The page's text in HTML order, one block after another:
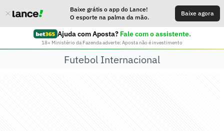
Baixe grátis o app do Lance!
O esporte na palma da mão.
Baixe agora
Ajuda com Aposta? Fale com o assistente.
18+ Ministério da Fazenda adverte: Aposta não é investimento
Futebol Internacional